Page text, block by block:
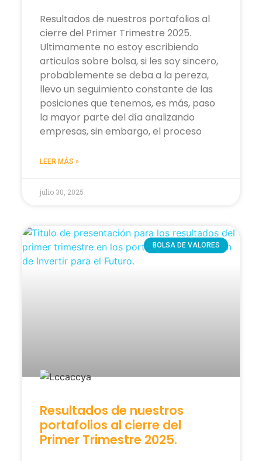
Resultados de nuestros portafolios al
cierre del Primer Trimestre 2025.
Ultimamente no estoy escribiendo
articulos sobre bolsa, si les soy sincero,
probablemente se deba a la pereza,
llevo un seguimiento constante de las
posiciones que tenemos, es más, paso
la mayor parte del día analizando
empresas, sin embargo, el proceso
LEER MÁS »
julio 30, 2025
BOLSA DE VALORES
Resultados de nuestros
portafolios al cierre del
Primer Trimestre 2025.